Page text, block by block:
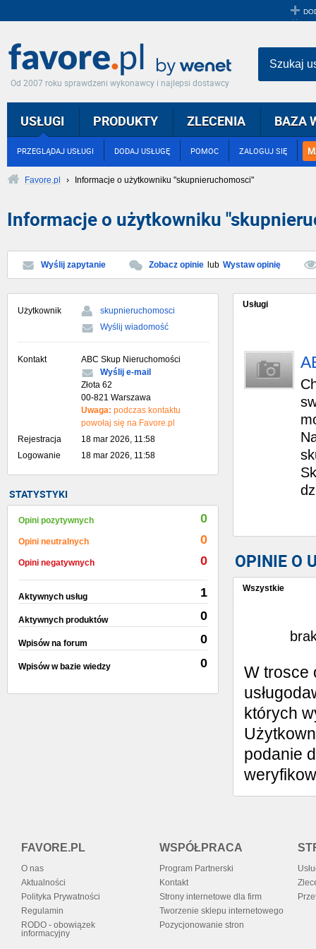
Od 2007 roku sprawdzeni wykonawcy i najlepsi dostawcy
USŁUGI
PRZEGLĄDAJ USŁUGI DODAJ USŁUGĘ POMOC ZALOGUJ SIĘ
PRODUKTY ZLECENIA BAZA
Szukaj
Favore.pl › Informacje o użytkowniku "skupnieruchomosci"
Informacje o użytkowniku
Wyślij zapytanie Zobacz opinie lub Wystaw opinię
Użytkownik
skupnieruchomosci
Wyślij wiadomość
Kontakt
ABC Skup Nieruchomości
Wyślij e-mail
Złota 62
00-821 Warszawa
Uwaga: podczas kontaktu
powołaj się na Favore.pl
Rejestracja
18 mar 2026, 11:58
Logowanie
18 mar 2026, 11:58
STATYSTYKI
Opini pozytywnych 0
Opini neutralnych 0
Opini negatywnych 0
Aktywnych usług 1
Aktywnych produktów 0
Wpisów na forum 0
Wpisów w bazie wiedzy 0
Usługi
OPINIE O
Wszystkie
W trosce
których
podanie
FAVORE.PL
O nas
Aktualności
Polityka Prywatności
Regulamin
RODO - obowiązek
informacyjny
WSPÓŁPRACA
Program Partnerski
Kontakt
Strony internetowe dla firm
Tworzenie sklepu internetowego
Pozycjonowanie stron